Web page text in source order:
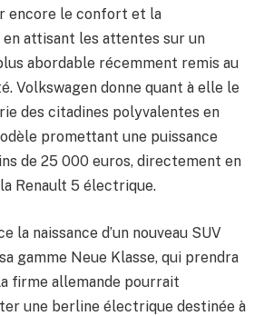
encore le confort et la
attisant les attentes sur un
abordable récemment remis au
Volkswagen donne quant à elle le
des citadines polyvalentes en
promettant une puissance
de 25 000 euros, directement en
Renault 5 électrique.
la naissance d’un nouveau SUV
gamme Neue Klasse, qui prendra
firme allemande pourrait
une berline électrique destinée à